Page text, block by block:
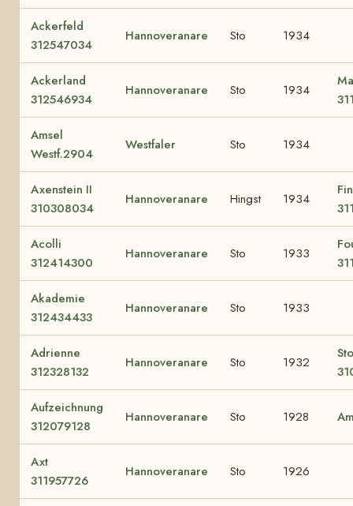
Ackerfeld
312547034
Hannoveranare Sto 1934
Ackerland
312546934
Hannoveranare Sto 1934
Amsel
Westf.2904
Westfaler Sto 1934
Axenstein II
310308034
Hannoveranare Hingst 1934
Acolli
312414300
Hannoveranare Sto 1933
Akademie
312434433
Hannoveranare Sto 1933
Adrienne
312328132
Hannoveranare Sto 1932
Aufzeichnung
312079128
Hannoveranare Sto 1928
Axt
311957726
Hannoveranare Sto 1926